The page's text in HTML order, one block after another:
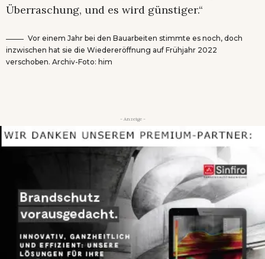
Überraschung, und es wird günstiger.“
Vor einem Jahr bei den Bauarbeiten stimmte es noch, doch
inzwischen hat sie die Wiedereröffnung auf Frühjahr 2022
verschoben. Archiv-Foto: him
- Anzeige -